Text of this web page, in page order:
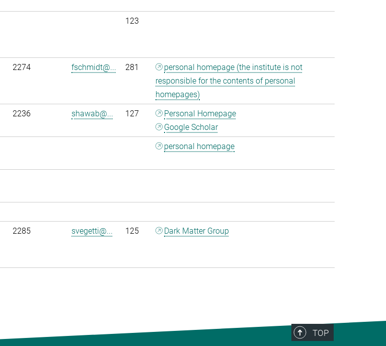
123
2274 fschmidt@... 281
personal homepage (the institute is not
responsible for the contents of personal
homepages)
2236 shawab@... 127
Personal Homepage
Google Scholar
personal homepage
2285 svegetti@... 125 Dark Matter Group
TOP